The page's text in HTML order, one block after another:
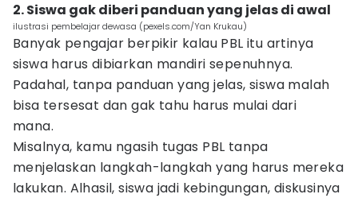
2. Siswa gak diberi panduan yang jelas di awal
ilustrasi pembelajar dewasa (pexels.com/Yan Krukau)
Banyak pengajar berpikir kalau PBL itu artinya
siswa harus dibiarkan mandiri sepenuhnya.
Padahal, tanpa panduan yang jelas, siswa malah
bisa tersesat dan gak tahu harus mulai dari
mana.
Misalnya, kamu ngasih tugas PBL tanpa
menjelaskan langkah-langkah yang harus mereka
lakukan. Alhasil, siswa jadi kebingungan, diskusinya